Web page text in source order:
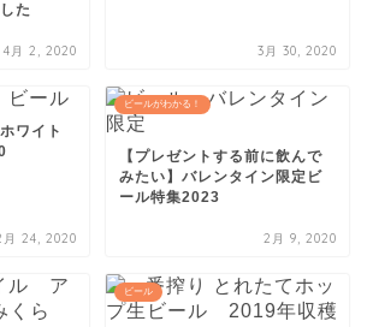
た
4月 2, 2020 3月 30, 2020
ワイト
月 24, 2020
ビールがわかる！
【プレゼントする前に飲んで
みたい】バレンタイン限定ビ
ール特集2023
2月 9, 2020
ビール